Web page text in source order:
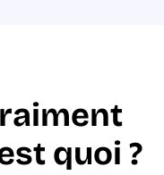
quoi ?